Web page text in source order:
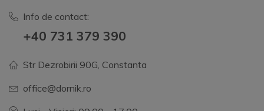
Info de contact:
+40 731 379 390
Str Dezrobirii 90G, Constanta
office@dornik.ro